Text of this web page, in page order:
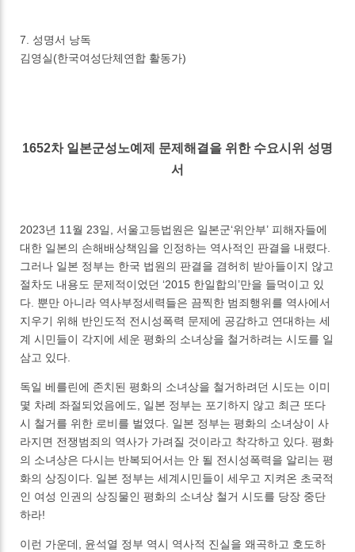
7. 성명서 낭독
김영실(한국여성단체연합 활동가)
1652차 일본군성노예제 문제해결을 위한 수요시위 성명
서
2023년 11월 23일, 서울고등법원은 일본군‘위안부’ 피해자들에
대한 일본의 손해배상책임을 인정하는 역사적인 판결을 내렸다.
그러나 일본 정부는 한국 법원의 판결을 겸허히 받아들이지 않고
절차도 내용도 문제적이었던 ‘2015 한일합의’만을 들먹이고 있
다. 뿐만 아니라 역사부정세력들은 끔찍한 범죄행위를 역사에서
지우기 위해 반인도적 전시성폭력 문제에 공감하고 연대하는 세
계 시민들이 각지에 세운 평화의 소녀상을 철거하려는 시도를 일
삼고 있다.
독일 베를린에 존치된 평화의 소녀상을 철거하려던 시도는 이미
몇 차례 좌절되었음에도, 일본 정부는 포기하지 않고 최근 또다
시 철거를 위한 로비를 벌였다. 일본 정부는 평화의 소녀상이 사
라지면 전쟁범죄의 역사가 가려질 것이라고 착각하고 있다. 평화
의 소녀상은 다시는 반복되어서는 안 될 전시성폭력을 알리는 평
화의 상징이다. 일본 정부는 세계시민들이 세우고 지켜온 초국적
인 여성 인권의 상징물인 평화의 소녀상 철거 시도를 당장 중단
하라!
이런 가운데, 윤석열 정부 역시 역사적 진실을 왜곡하고 호도하